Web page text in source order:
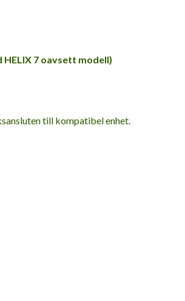
HELIX 7 oavsett modell)
till kompatibel enhet.